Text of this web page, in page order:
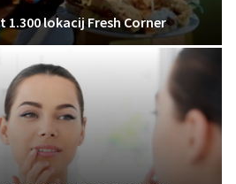
1.300 lokacij Fresh Corner